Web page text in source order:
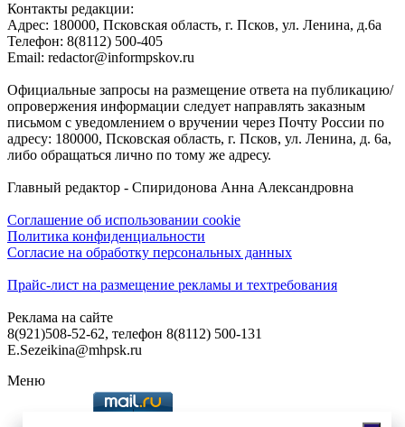
Контакты редакции:
Адреc: 180000, Псковская область, г. Псков, ул. Ленина, д.6а
Телефон: 8(8112) 500-405
Email: redactor@informpskov.ru
Официальные запросы на размещение ответа на публикацию/
опровержения информации следует направлять заказным
письмом с уведомлением о вручении через Почту России по
адресу: 180000, Псковская область, г. Псков, ул. Ленина, д. 6а,
либо обращаться лично по тому же адресу.
Главный редактор - Спиридонова Анна Александровна
Соглашение об использовании cookie
Политика конфиденциальности
Согласие на обработку персональных данных
Прайс-лист на размещение рекламы и техтребования
Реклама на сайте
8(921)508-52-62, телефон 8(8112) 500-131
E.Sezeikina@mhpsk.ru
Меню